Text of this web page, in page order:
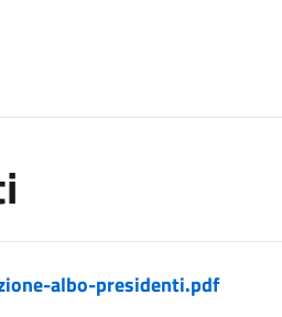
albo-presidenti.pdf